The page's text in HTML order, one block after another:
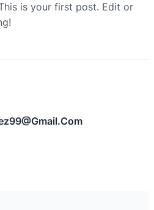
is your first post. Edit or